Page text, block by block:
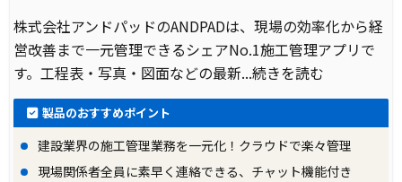
株式会社アンドパッドのANDPADは、現場の効率化から経
営改善まで一元管理できるシェアNo.1施工管理アプリで
す。工程表・写真・図面などの最新...続きを読む
製品のおすすめポイント
建設業界の施工管理業務を一元化！クラウドで楽々管理
現場関係者全員に素早く連絡できる、チャット機能付き